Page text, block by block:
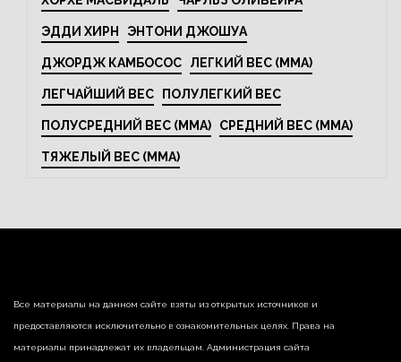
ЭДДИ ХИРН ЭНТОНИ ДЖОШУА
ДЖОРДЖ КАМБОСОС ЛЕГКИЙ ВЕС (MMA)
ЛЕГЧАЙШИЙ ВЕС ПОЛУЛЕГКИЙ ВЕС
ПОЛУСРЕДНИЙ ВЕС (MMA) СРЕДНИЙ ВЕС (MMA)
ТЯЖЕЛЫЙ ВЕС (MMA)
Все материалы на данном сайте взяты из открытых источников и
предоставляются исключительно в ознакомительных целях. Права на
материалы принадлежат их владельцам. Администрация сайта